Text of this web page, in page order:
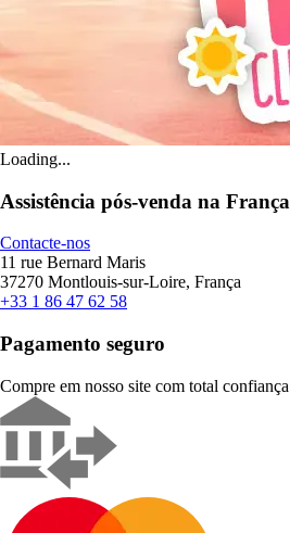
Loading...
Assistência pós-venda na França
Contacte-nos
11 rue Bernard Maris
37270 Montlouis-sur-Loire, França
+33 1 86 47 62 58
Pagamento seguro
Compre em nosso site com total confiança